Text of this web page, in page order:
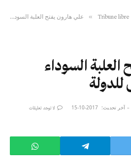
» علي‭ ‬هارون‭ ‬يفتح‭ ‬العلبة‭ ‬السوداء‭ ‬للمجلس‭ ‬الأعلى‭ ‬للدولة
آخر تحديث: 2017-10-15 لا توجد تعليقات